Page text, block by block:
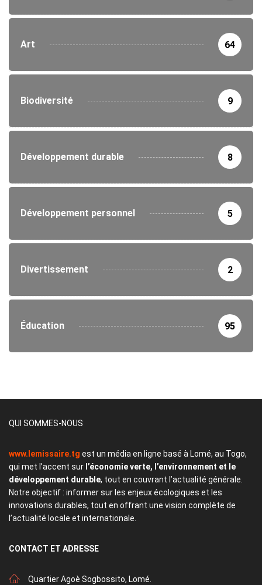
Art 64
Biodiversité 9
Développement durable 8
Développement personnel 5
Divertissement 2
Éducation 95
QUI SOMMES-NOUS
www.lemissaire.tg est un média en ligne basé à Lomé, au Togo,
qui met l’accent sur l’économie verte, l’environnement et le
développement durable, tout en couvrant l’actualité générale.
Notre objectif : informer sur les enjeux écologiques et les
innovations durables, tout en offrant une vision complète de
l’actualité locale et internationale.
CONTACT ET ADRESSE
Quartier Agoè Sogbossito, Lomé.